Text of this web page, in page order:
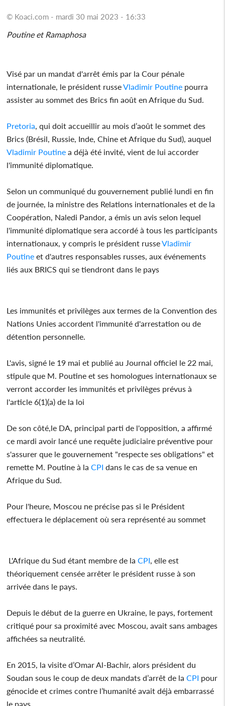
© Koaci.com - mardi 30 mai 2023 - 16:33
Poutine et Ramaphosa
Visé par un mandat d'arrêt émis par la Cour pénale
internationale, le président russeVladimir Poutine pourra
assister au sommet des Brics fin août en Afrique du Sud.
Pretoria , qui doit accueillir au mois d’août le sommet des
Brics (Brésil, Russie, Inde, Chine et Afrique du Sud), auquel
Vladimir Poutine a déjà été invité, vient de lui accorder
l'immunité diplomatique.
Selon un communiqué du gouvernement publié lundi en fin
de journée, la ministre des Relations internationales et de la
Coopération, Naledi Pandor, a émis un avis selon lequel
l'immunité diplomatique sera accordé à tous les participants
internationaux, y compris le président russeVladimir
Poutine et d'autres responsables russes, aux événements
liés aux BRICS qui se tiendront dans le pays
Les immunités et privilèges aux termes de la Convention des
Nations Unies accordent l'immunité d'arrestation ou de
détention personnelle.
L'avis, signé le 19 mai et publié au Journal officiel le 22 mai,
stipule que M. Poutine et ses homologues internationaux se
verront accorder les immunités et privilèges prévus à
l'article 6(1)(a) de la loi
De son côté,le DA, principal parti de l'opposition, a affirmé
ce mardi avoir lancé une requête judiciaire préventive pour
s'assurer que le gouvernement "respecte ses obligations" et
remette M. Poutine à laCPI dans le cas de sa venue en
Afrique du Sud.
Pour l'heure, Moscou ne précise pas si le Président
effectuera le déplacement où sera représenté au sommet
L'Afrique du Sud étant membre de laCPI , elle est
théoriquement censée arrêter le président russe à son
arrivée dans le pays.
Depuis le début de la guerre en Ukraine, le pays, fortement
critiqué pour sa proximité avec Moscou, avait sans ambages
affichées sa neutralité.
En 2015, la visite d’Omar Al-Bachir, alors président du
Soudan sous le coup de deux mandats d’arrêt de laCPI pour
génocide et crimes contre l’humanité avait déjà embarrassé
le pays.